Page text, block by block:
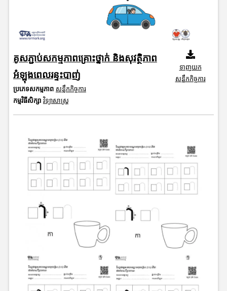
គូសភ្ជាប់សកម្មភាពគ្រោះថ្នាក់ និងសុវត្ថិភាព
អំឡុងពេលរន្ទះបាញ់
ប្រភេទសកម្មភាព សន្លឹកកិច្ចការ
កម្មវិធីសិក្សា វិទ្យាសាស្រ្ត
ទាញយក
សន្លឹកកិច្ចការ